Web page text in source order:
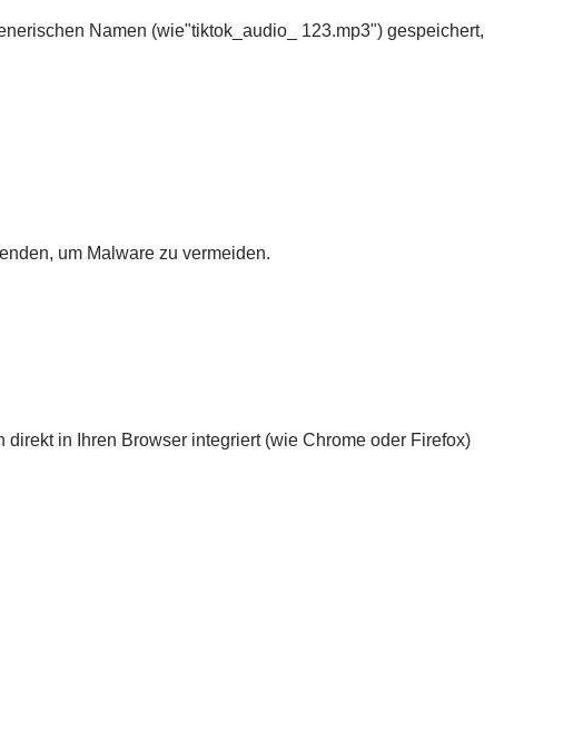
Namen (wie"tiktok_audio_ 123.mp3") gespeichert,
um Malware zu vermeiden.
in Ihren Browser integriert (wie Chrome oder Firefox)